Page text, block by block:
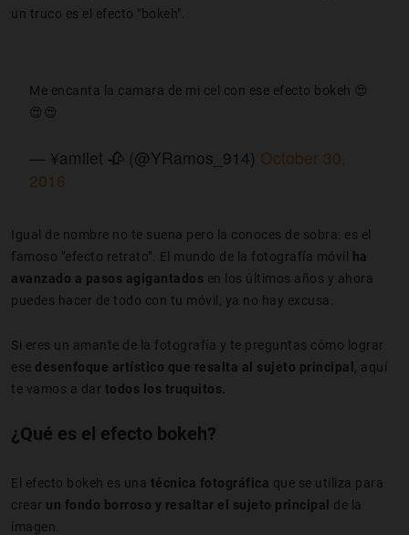
un truco es el efecto "bokeh".
Me encanta la camara de mi cel con ese efecto bokeh 😍
😍😍
— ¥amilet 🥀 (@YRamos_914) October 30,
2016
Igual de nombre no te suena pero la conoces de sobra: es el
famoso "efecto retrato". El mundo de la fotografía móvil
ha
avanzado a pasos agigantados en los últimos años y ahora
puedes hacer de todo con tu móvil, ya no hay excusa.
Si eres un amante de la fotografía y te preguntas cómo lograr
ese desenfoque artístico que resalta al sujeto principal
, aquí
te vamos a dar todos los truquitos.
¿Qué es el efecto bokeh?
El efecto bokeh es una técnica fotográfica que se utiliza para
crear un fondo borroso y resaltar el sujeto principal de la
imagen.